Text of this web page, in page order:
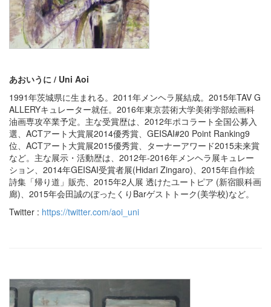
あおいうに / Uni Aoi
1991年茨城県に生まれる。2011年メンヘラ展結成。2015年TAV G
ALLERYキュレーター就任。2016年東京芸術大学美術学部絵画科
油画専攻卒業予定。主な受賞歴は、2012年ポコラート全国公募入
選、ACTアート大賞展2014優秀賞、GEISAI#20 Point Ranking9
位、ACTアート大賞展2015優秀賞、ターナーアワード2015未来賞
など。主な展示・活動歴は、2012年-2016年メンヘラ展キュレー
ション、2014年GEISAI受賞者展(Hidari Zingaro)、2015年自作絵
詩集「帰り道」販売、2015年2人展 透けたユートピア (新宿眼科画
廊)、2015年会田誠のぼったくりBarゲストトーク(美学校)など。
Twitter : https://twitter.com/aoi_uni